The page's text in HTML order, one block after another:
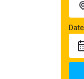
Date